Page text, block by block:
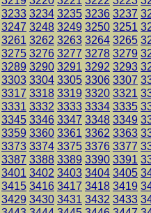
3233 3234 3235 3236 3237
3247 3248 3249 3250 3251
3261 3262 3263 3264 3265
3275 3276 3277 3278 3279
3289 3290 3291 3292 3293
3303 3304 3305 3306 3307
3317 3318 3319 3320 3321
3331 3332 3333 3334 3335
3345 3346 3347 3348 3349
3359 3360 3361 3362 3363
3373 3374 3375 3376 3377
3387 3388 3389 3390 3391
3401 3402 3403 3404 3405
3415 3416 3417 3418 3419
3429 3430 3431 3432 3433